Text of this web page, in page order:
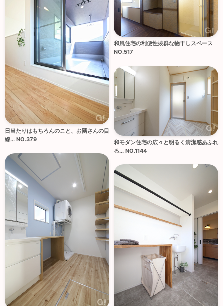
和風住宅の利便性抜群な物干しスペース
NO.517
日当たりはもちろんのこと、お隣さんの目
線... NO.379
和モダン住宅の広々と明るく清潔感あふれ
る... NO.1144